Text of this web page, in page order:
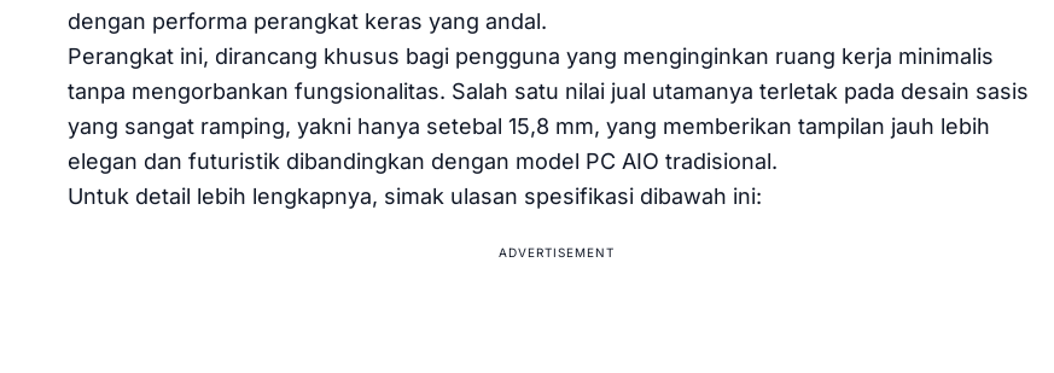
dengan performa perangkat keras yang andal.
Perangkat ini, dirancang khusus bagi pengguna yang menginginkan ruang kerja minimalis
tanpa mengorbankan fungsionalitas. Salah satu nilai jual utamanya terletak pada desain sasis
yang sangat ramping, yakni hanya setebal 15,8 mm, yang memberikan tampilan jauh lebih
elegan dan futuristik dibandingkan dengan model PC AIO tradisional.
Untuk detail lebih lengkapnya, simak ulasan spesifikasi dibawah ini:
ADVERTISEMENT